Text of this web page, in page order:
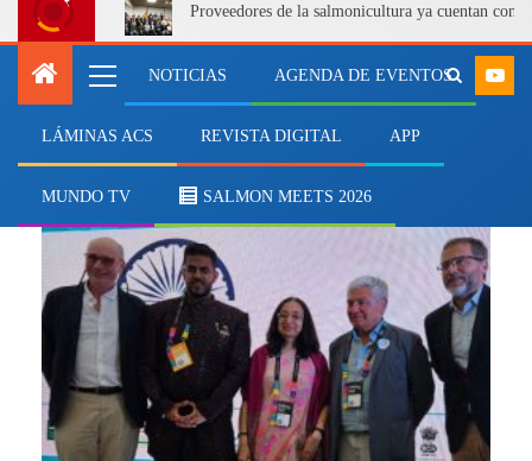
Proveedores de la salmonicultura ya cuentan con
NOTICIAS AGENDA DE EVENTOS
LÁMINAS ACS REVISTA DIGITAL APP
MUNDO TV SALMON MEETS 2026
demanda global